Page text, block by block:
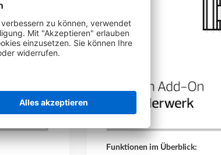
Funktionen im Überblick: